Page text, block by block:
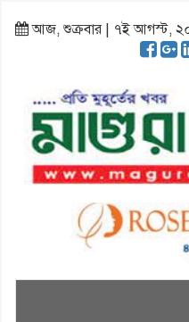
আজ, শুক্রবার | ৭ই আগস্ট,